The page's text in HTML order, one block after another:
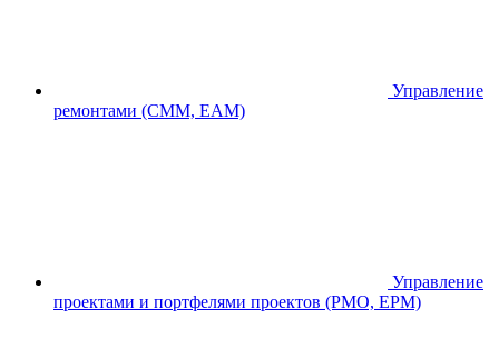
Управление
ремонтами (CMM, EAM)
Управление
проектами и портфелями проектов (PMO, EPM)